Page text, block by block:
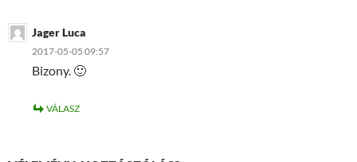
Jager Luca
2017-05-05 09:57
Bizony. 🙂
VÁLASZ